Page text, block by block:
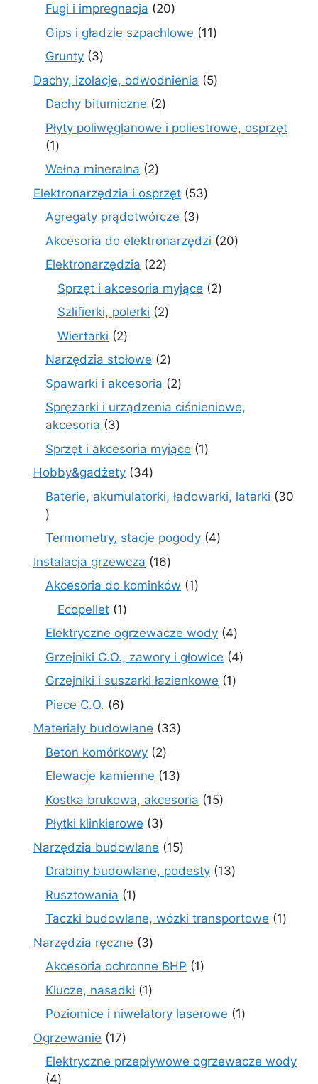
Fugi i impregnacja 2020
produktów
Gips i gładzie szpachlowe 1111
Grunty 33
produkty
Dachy, izolacje, odwodnienia 55
Dachy bitumiczne 22
produkty
Płyty poliwęglanowe i poliestrowe, osprzęt
11
produkt
Wełna mineralna 22
produkty
Elektronarzędzia i osprzęt 5353
Agregaty prądotwórcze 33
produkty
Akcesoria do elektronarzędzi 2020
Elektronarzędzia 2222
produkty
Sprzęt i akcesoria myjące 22
Szlifierki, polerki 22
Wiertarki 22
produkty
Narzędzia stołowe 22
produkty
Spawarki i akcesoria 22
produkty
Sprężarki i urządzenia ciśnieniowe,
akcesoria
33
produkty
Sprzęt i akcesoria myjące 11
Hobby&gadżety 3434
produkty
Baterie, akumulatorki, ładowarki, latarki
30
30
produktów
Termometry, stacje pogody 44
Instalacja grzewcza 1616
produktów
Akcesoria do kominków 11
Ecopellet 11
Elektryczne ogrzewacze wody 44
produkty
Grzejniki C.O., zawory i głowice 44
Grzejniki i suszarki łazienkowe 11
Piece C.O. 66
produktów
Materiały budowlane 3333
Beton komórkowy 22
produkty
Elewacje kamienne 1313
produktów
Kostka brukowa, akcesoria 1515
Płytki klinkierowe 33
produkty
Narzędzia budowlane 1515
produktów
Drabiny budowlane, podesty 1313
Rusztowania 11
produkt
Taczki budowlane, wózki transportowe 11
Narzędzia ręczne 33
produkty
Akcesoria ochronne BHP 11
Klucze, nasadki 11
produkt
Poziomice i niwelatory laserowe 11
Ogrzewanie 1717
produktów
Elektryczne przepływowe ogrzewacze wody
44